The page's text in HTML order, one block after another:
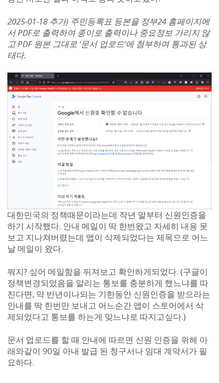
2025-01-18 추가) 주민등록표 등본을 정부24 홈페이지에
서 PDF로 출력하여 종이로 출력이나 중요정보 가리지 않
고 PDF 원본 그대로 ‘문서 업로드’에 첨부하여 통과된 상
태다.
대한민국의 정책때문이라는데 작년 말부터 신원인증을
하기 시작했다. 안내 메일이 딱 한번왔고 자세히 내용 못
보고 지나쳐버렸는데 앱이 삭제되었다는 제목으로 어느
날 메일이 왔다.
뭐지? 싶어 메일함을 뒤져보고 확인하게되었다. (구글이
정책변경되었음을 알리는 통보를 충분하게 했느냐를 따
진다면, 약 반년이나되는 기한동안 신원인증을 받으라는
안내를 딱 한번만 보내고 어느순간 앱이 스토어에서 삭
제되었다고 통보를 하는게 맞느냐로 따지고싶다.)
문서 업로드를 할 때 안내에 따르면 신원 인증을 위해 아
래와같이 90일 아내 발급 된 청구서나 임대 계약서가 필
요하다.